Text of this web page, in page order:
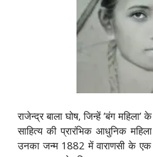
राजेन्द्र बाला घोष, जिन्हें ’बंग महिला’
साहित्य की प्रारंभिक आधुनिक
उनका जन्म 1882 में वाराणसी के एक